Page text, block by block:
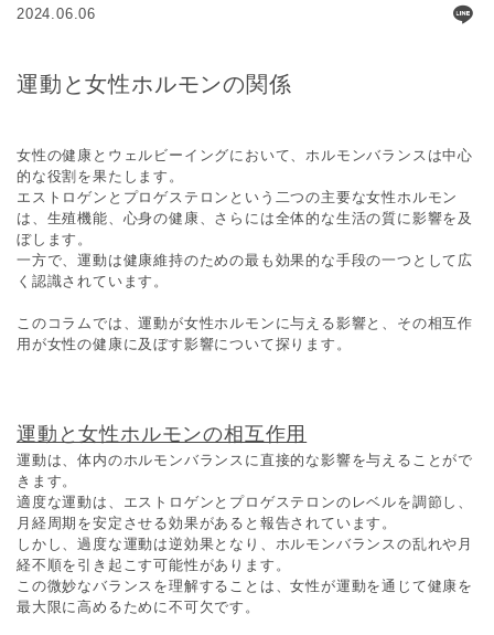
2024.06.06
運動と女性ホルモンの関係
女性の健康とウェルビーイングにおいて、ホルモンバランスは中心
的な役割を果たします。
エストロゲンとプロゲステロンという二つの主要な女性ホルモン
は、生殖機能、心身の健康、さらには全体的な生活の質に影響を及
ぼします。
一方で、運動は健康維持のための最も効果的な手段の一つとして広
く認識されています。
このコラムでは、運動が女性ホルモンに与える影響と、その相互作
用が女性の健康に及ぼす影響について探ります。
運動と女性ホルモンの相互作用
運動は、体内のホルモンバランスに直接的な影響を与えることがで
きます。
適度な運動は、エストロゲンとプロゲステロンのレベルを調節し、
月経周期を安定させる効果があると報告されています。
しかし、過度な運動は逆効果となり、ホルモンバランスの乱れや月
経不順を引き起こす可能性があります。
この微妙なバランスを理解することは、女性が運動を通じて健康を
最大限に高めるために不可欠です。